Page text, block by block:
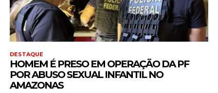
DESTAQUE
HOMEM É PRESO EM OPERAÇÃO DA PF
POR ABUSO SEXUAL INFANTIL NO
AMAZONAS